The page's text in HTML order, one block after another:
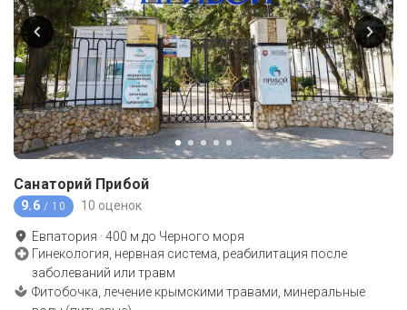
Санаторий Прибой
9.6 / 10 10 оценок
Евпатория ·400 м до Черного моря
Гинекология, нервная система, реабилитация после
заболеваний или травм
Фитобочка, лечение крымскими травами, минеральные